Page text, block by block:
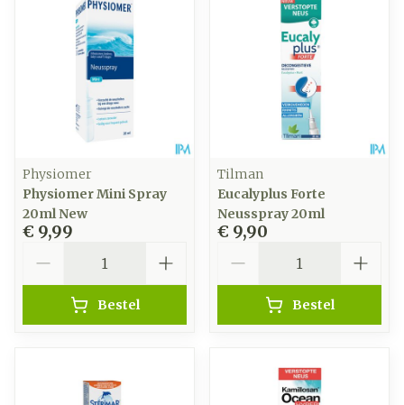
Physiomer
Physiomer Mini Spray
20ml New
€ 9,99
Bestel
Tilman
Eucalyplus Forte
Neusspray 20ml
€ 9,90
Bestel